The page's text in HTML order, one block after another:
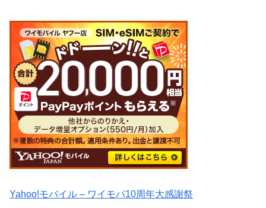
Yahoo!モバイル – ワイモバ10周年大感謝祭